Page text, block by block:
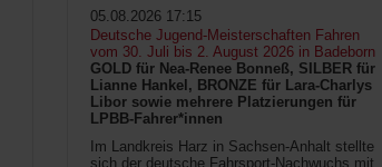
05.08.2026 17:15
Deutsche Jugend-Meisterschaften Fahren
vom 30. Juli bis 2. August 2026 in Badeborn
GOLD für Nea-Renee Bonneß, SILBER für
Lianne Hankel, BRONZE für Lara-Charlys
Libor sowie mehrere Platzierungen für
LPBB-Fahrer*innen
Im Landkreis Harz in Sachsen-Anhalt stellte
sich der deutsche Fahrsport-Nachwuchs mit